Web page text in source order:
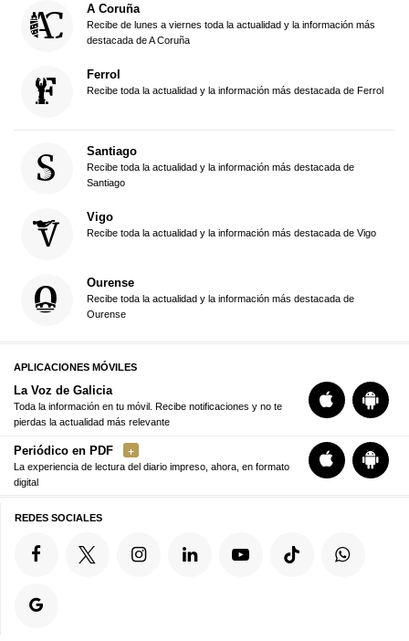
A Coruña
Recibe de lunes a viernes toda la actualidad y la información más
destacada de A Coruña
Ferrol
Recibe toda la actualidad y la información más destacada de Ferrol
Santiago
Recibe toda la actualidad y la información más destacada de
Santiago
Vigo
Recibe toda la actualidad y la información más destacada de Vigo
Ourense
Recibe toda la actualidad y la información más destacada de
Ourense
APLICACIONES MÓVILES
La Voz de Galicia
Toda la información en tu móvil. Recibe notificaciones y no te
pierdas la actualidad más relevante
Periódico en PDF
La experiencia de lectura del diario impreso, ahora, en formato
digital
REDES SOCIALES